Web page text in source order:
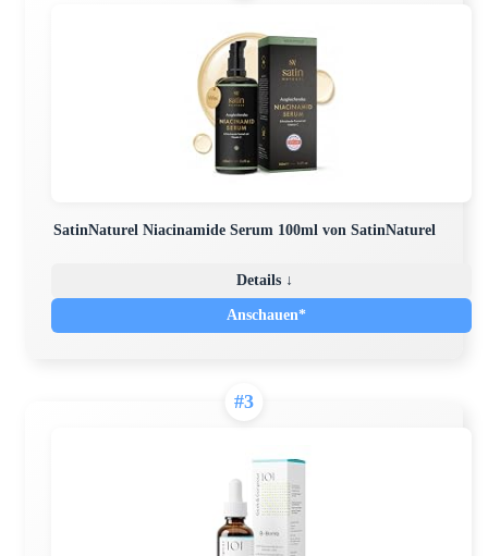
SatinNaturel Niacinamide Serum 100ml von SatinNaturel
Details ↓
Anschauen*
#3